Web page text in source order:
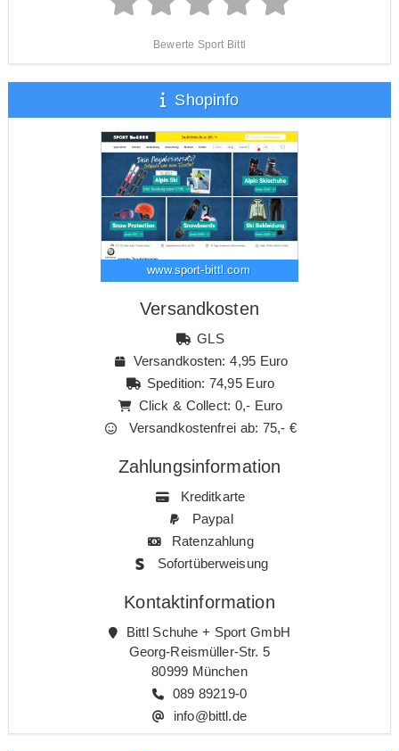
Bewerte Sport Bittl
Shopinfo
www.sport-bittl.com
Versandkosten
GLS
Versandkosten: 4,95 Euro
Spedition: 74,95 Euro
Click & Collect: 0,- Euro
Versandkostenfrei ab: 75,- €
Zahlungsinformation
Kreditkarte
Paypal
Ratenzahlung
Sofortüberweisung
Kontaktinformation
Bittl Schuhe + Sport GmbH
Georg-Reismüller-Str. 5
80999 München
089 89219-0
info@bittl.de